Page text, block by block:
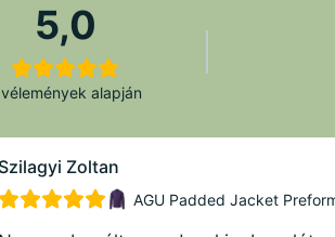
5,0
alapján
Szilagyi Zoltan
AGU Padded Jacket